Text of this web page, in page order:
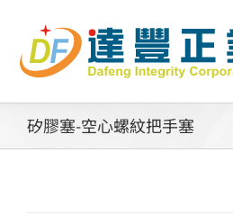
content
認識矽膠
矽膠塞-空心螺紋把手塞